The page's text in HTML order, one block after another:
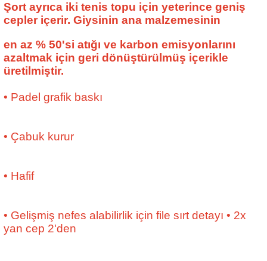
Şort ayrıca iki tenis topu için yeterince geniş
cepler içerir. Giysinin ana malzemesinin
en az % 50'si atığı ve karbon emisyonlarını
azaltmak için geri dönüştürülmüş içerikle
üretilmiştir.
• Padel grafik baskı
• Çabuk kurur
• Hafif
• Gelişmiş nefes alabilirlik için file sırt detayı • 2x
yan cep 2'den